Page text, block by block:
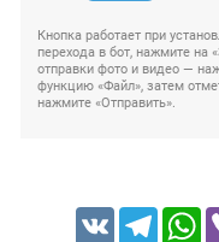
Кнопка работает при
перехода в бот, нажмите на
отправки фото и видео —
функцию «Файл», затем
нажмите «Отправить».
VK